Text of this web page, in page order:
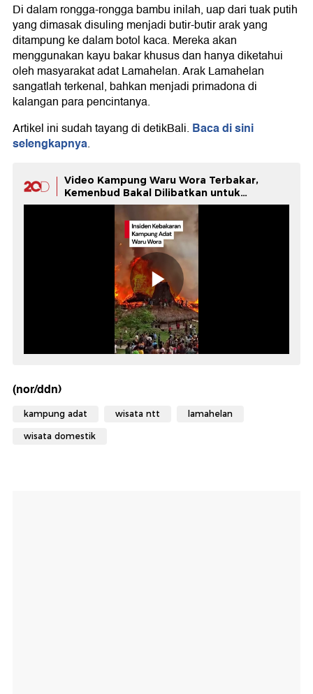
Di dalam rongga-rongga bambu inilah, uap dari tuak putih
yang dimasak disuling menjadi butir-butir arak yang
ditampung ke dalam botol kaca. Mereka akan
menggunakan kayu bakar khusus dan hanya diketahui
oleh masyarakat adat Lamahelan. Arak Lamahelan
sangatlah terkenal, bahkan menjadi primadona di
kalangan para pencintanya.
Artikel ini sudah tayang di detikBali. Baca di sini
selengkapnya.
Video Kampung Waru Wora Terbakar,
Kemenbud Bakal Dilibatkan untuk
Pemugaran
(nor/ddn)
kampung adat wisata ntt lamahelan
wisata domestik